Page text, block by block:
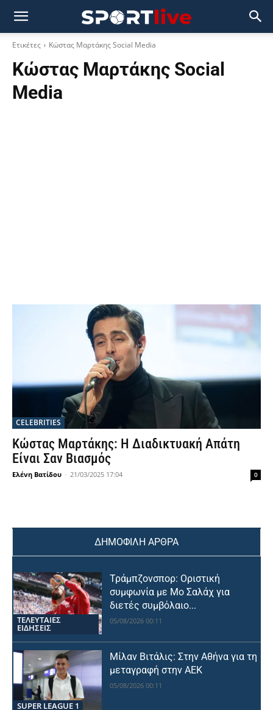
Ετικέτες Κώστας Μαρτάκης Social Media
Κώστας Μαρτάκης Social
Media
CELEBRITIES
Κώστας Μαρτάκης: Η Διαδικτυακή Απάτη
Είναι Σαν Βιασμός
Ελένη Βατίδου - 21/03/2025 17:04 0
ΔΗΜΟΦΙΛΗ ΑΡΘΡΑ
ΤΕΛΕΥΤΑΙΕΣ
ΕΙΔΗΣΕΙΣ
Τράμπζονσπορ: Οριστική
συμφωνία με Μο Σαλάχ για
διετές συμβόλαιο...
05/08/2026 00:11
SUPER LEAGUE 1
Μίλαν Βιτάλις: Στην Αθήνα για τη
μεταγραφή στην ΑΕΚ
05/08/2026 00:11